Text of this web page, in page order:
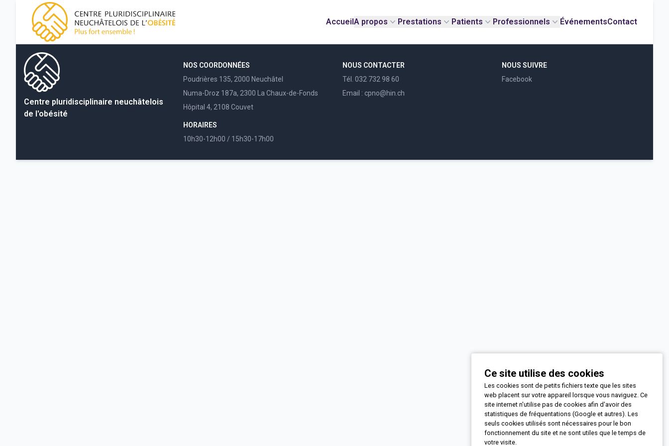
Ce site utilise des cookies
Les cookies sont de petits fichiers texte que les sites
web placent sur votre appareil lorsque vous naviguez. Ce
site internet n'utilise pas de cookies afin d'avoir des
statistiques de fréquentations (Google et autres). Les
seuls cookies utilisés sont nécessaires pour le bon
fonctionnement du site et ne sont utiles que le temps de
votre visite.
CPNO, centre pluridisciplinaire neuchâtelois de l'obésité
AccueilA propos Prestations Patients Professionnels ÉvénementsContact
Centre pluridisciplinaire neuchâtelois
de l'obésité
NOS COORDONNÉES
Poudrières 135, 2000 Neuchâtel
Numa-Droz 187a, 2300 La Chaux-de-Fonds
Hôpital 4, 2108 Couvet
HORAIRES
10h30-12h00 / 15h30-17h00
NOUS CONTACTER
Tél. 032 732 98 60
Email : cpno@hin.ch
NOUS SUIVRE
Facebook